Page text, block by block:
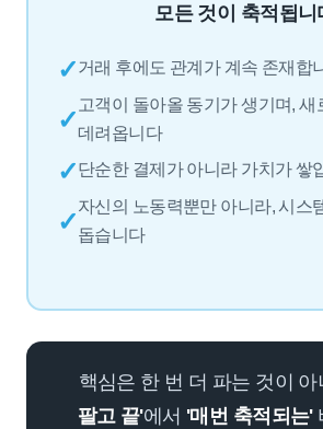
모든 것이 축적됩니
✓거래 후에도 관계가 계속 존재합
✓
고객이 돌아올 동기가 생기며, 새
데려옵니다
✓단순한 결제가 아니라 가치가 쌓
✓
자신의 노동력뿐만 아니라, 시스
돕습니다
핵심은 한 번 더 파는 것이 아
팔고 끝'에서 '매번 축적되는'